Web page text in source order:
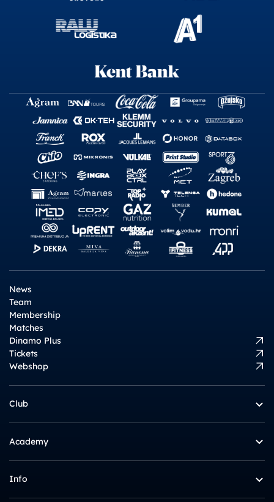
News
Team
Membership
Matches
Dinamo Plus
Tickets
Webshop
Club
Academy
Info